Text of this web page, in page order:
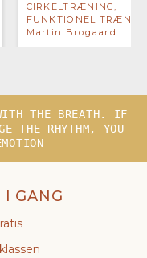
CIRKELTRÆNING,
FUNKTIONEL
Martin Brogaard
THE BREATH. IF
THE RHYTHM, YOU
I GANG